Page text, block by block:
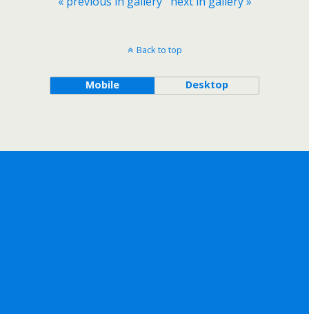
Back to top
Mobile Desktop